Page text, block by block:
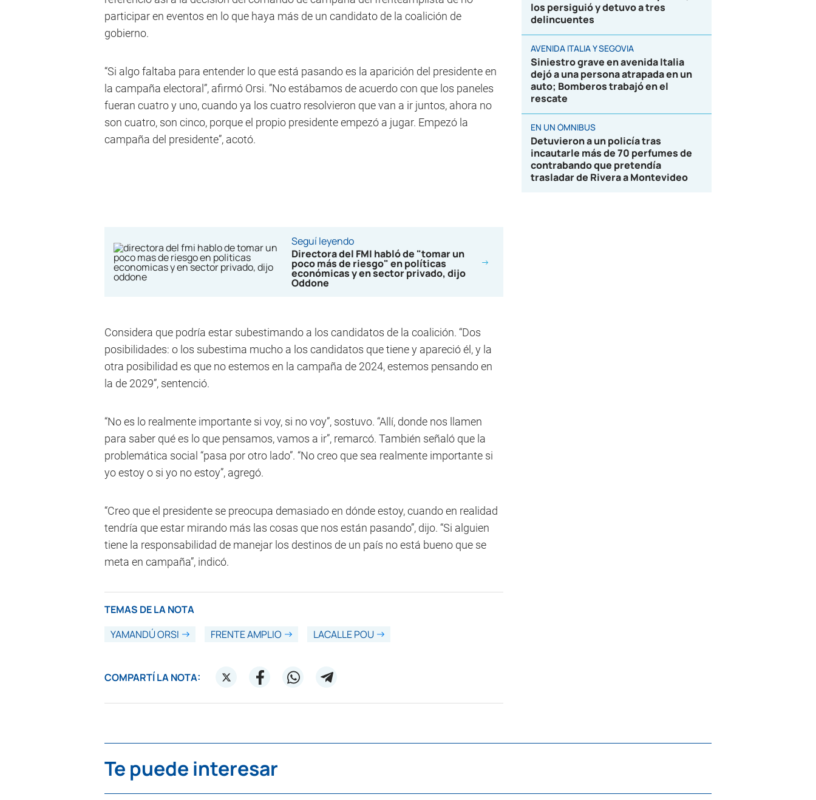
participar en eventos en lo que haya más de un candidato de la coalición de
gobierno.
“Si algo faltaba para entender lo que está pasando es la aparición del presidente en
la campaña electoral”, afirmó Orsi. ”No estábamos de acuerdo con que los paneles
fueran cuatro y uno, cuando ya los cuatro resolvieron que van a ir juntos, ahora no
son cuatro, son cinco, porque el propio presidente empezó a jugar. Empezó la
campaña del presidente”, acotó.
Seguí leyendo
Directora del FMI habló de "tomar un
poco más de riesgo" en políticas
económicas y en sector privado, dijo
Oddone
Considera que podría estar subestimando a los candidatos de la coalición. “Dos
posibilidades: o los subestima mucho a los candidatos que tiene y apareció él, y la
otra posibilidad es que no estemos en la campaña de 2024, estemos pensando en
la de 2029”, sentenció.
“No es lo realmente importante si voy, si no voy”, sostuvo. “Allí, donde nos llamen
para saber qué es lo que pensamos, vamos a ir”, remarcó. También señaló que la
problemática social “pasa por otro lado”. “No creo que sea realmente importante si
yo estoy o si yo no estoy”, agregó.
“Creo que el presidente se preocupa demasiado en dónde estoy, cuando en realidad
tendría que estar mirando más las cosas que nos están pasando”, dijo. “Si alguien
tiene la responsabilidad de manejar los destinos de un país no está bueno que se
meta en campaña”, indicó.
TEMAS DE LA NOTA
YAMANDÚ ORSI
FRENTE AMPLIO LACALLE POU
COMPARTÍ LA NOTA:
los persiguió y detuvo a tres
delincuentes
AVENIDA ITALIA Y SEGOVIA
Siniestro grave en avenida Italia
dejó a una persona atrapada en un
auto; Bomberos trabajó en el
rescate
EN UN ÓMNIBUS
Detuvieron a un policía tras
incautarle más de 70 perfumes de
contrabando que pretendía
trasladar de Rivera a Montevideo
Te puede interesar